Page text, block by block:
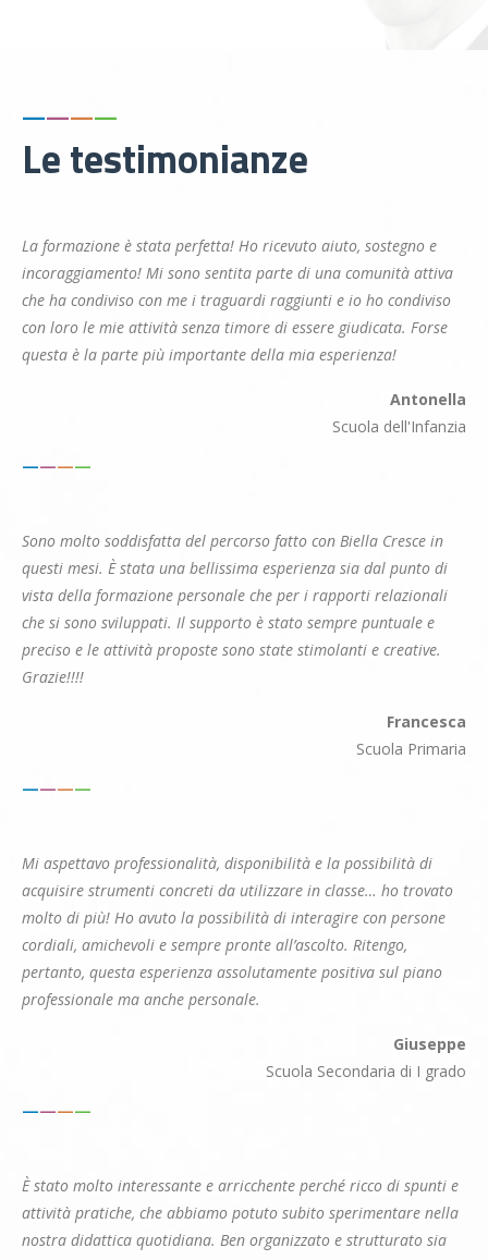
————
Le testimonianze
La formazione è stata perfetta! Ho ricevuto aiuto, sostegno e
incoraggiamento! Mi sono sentita parte di una comunità attiva
che ha condiviso con me i traguardi raggiunti e io ho condiviso
con loro le mie attività senza timore di essere giudicata. Forse
questa è la parte più importante della mia esperienza!
Antonella
Scuola dell'Infanzia
————
Sono molto soddisfatta del percorso fatto con Biella Cresce in
questi mesi. È stata una bellissima esperienza sia dal punto di
vista della formazione personale che per i rapporti relazionali
che si sono sviluppati. Il supporto è stato sempre puntuale e
preciso e le attività proposte sono state stimolanti e creative.
Grazie!!!!
Francesca
Scuola Primaria
————
Mi aspettavo professionalità, disponibilità e la possibilità di
acquisire strumenti concreti da utilizzare in classe… ho trovato
molto di più! Ho avuto la possibilità di interagire con persone
cordiali, amichevoli e sempre pronte all’ascolto. Ritengo,
pertanto, questa esperienza assolutamente positiva sul piano
professionale ma anche personale.
Giuseppe
Scuola Secondaria di I grado
————
È stato molto interessante e arricchente perché ricco di spunti e
attività pratiche, che abbiamo potuto subito sperimentare nella
nostra didattica quotidiana. Ben organizzato e strutturato sia